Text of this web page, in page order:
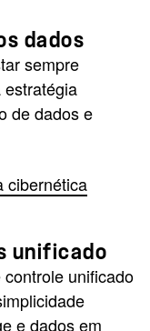
dados
sempre
de dados e
cibernética
unificado
unificado
e dados em